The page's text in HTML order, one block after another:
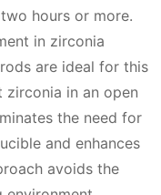
hours or more.
in zirconia
are ideal for this
zirconia in an open
the need for
and enhances
avoids the